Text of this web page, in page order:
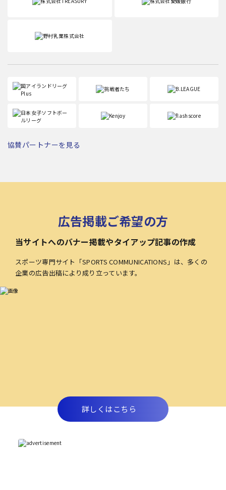
協賛パートナーを見る
広告掲載ご希望の方
当サイトへのバナー掲載やタイアップ記事の作成
スポーツ専門サイト「SPORTS COMMUNICATIONS」は、多くの
企業の広告出稿により成り立っています。
詳しくはこちら